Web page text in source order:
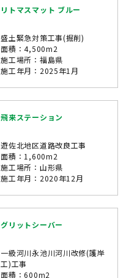
リトマスマット ブルー
盛土緊急対策工事(掘削)
面積：4,500m2
施工場所：福島県
施工年月：2025年1月
飛来ステーション
遊佐北地区道路改良工事
面積：1,600m2
施工場所：山形県
施工年月：2020年12月
グリットシーバー
一級河川永池川河川改修(護岸
工)工事
面積：600m2